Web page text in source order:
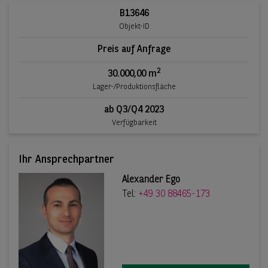
B13646
Objekt-ID
Preis auf Anfrage
30.000,00 m2
Lager-/Produktionsfläche
ab Q3/Q4 2023
Verfügbarkeit
Ihr Ansprechpartner
Alexander Ego
Tel: +49 30 88465-173